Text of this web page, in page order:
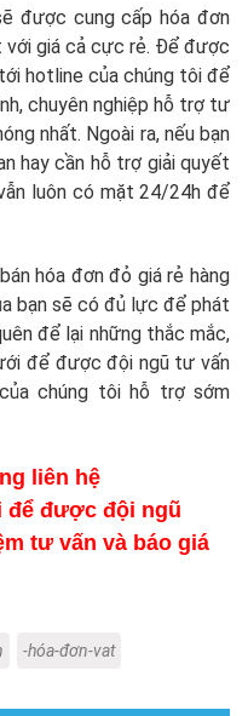
được cung cấp hóa đơn
với giá cả cực rẻ. Để được
hotline của chúng tôi để
chuyên nghiệp hỗ trợ tư
nhất. Ngoài ra, nếu bạn
hay cần hỗ trợ giải quyết
luôn có mặt 24/24h để
hóa đơn đỏ giá rẻ hàng
bạn sẽ có đủ lực để phát
để lại những thắc mắc,
để được đội ngũ tư vấn
chúng tôi hỗ trợ sớm
liên hệ
để được đội ngũ
tư vấn và báo giá
-hóa-đơn-vat